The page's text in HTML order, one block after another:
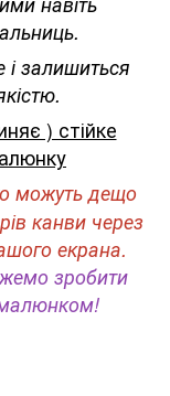
залишиться
) стійке
можуть дещо
канви через
екрана.
зробити